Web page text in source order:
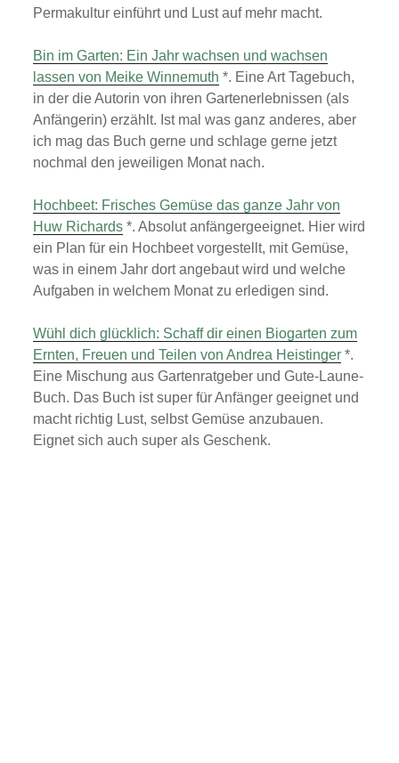
Permakultur einführt und Lust auf mehr macht.
Bin im Garten: Ein Jahr wachsen und wachsen
lassen von Meike Winnemuth *. Eine Art Tagebuch,
in der die Autorin von ihren Gartenerlebnissen (als
Anfängerin) erzählt. Ist mal was ganz anderes, aber
ich mag das Buch gerne und schlage gerne jetzt
nochmal den jeweiligen Monat nach.
Hochbeet: Frisches Gemüse das ganze Jahr von
Huw Richards *. Absolut anfängergeeignet. Hier wird
ein Plan für ein Hochbeet vorgestellt, mit Gemüse,
was in einem Jahr dort angebaut wird und welche
Aufgaben in welchem Monat zu erledigen sind.
Wühl dich glücklich: Schaff dir einen Biogarten zum
Ernten, Freuen und Teilen von Andrea Heistinger *.
Eine Mischung aus Gartenratgeber und Gute-Laune-
Buch. Das Buch ist super für Anfänger geeignet und
macht richtig Lust, selbst Gemüse anzubauen.
Eignet sich auch super als Geschenk.